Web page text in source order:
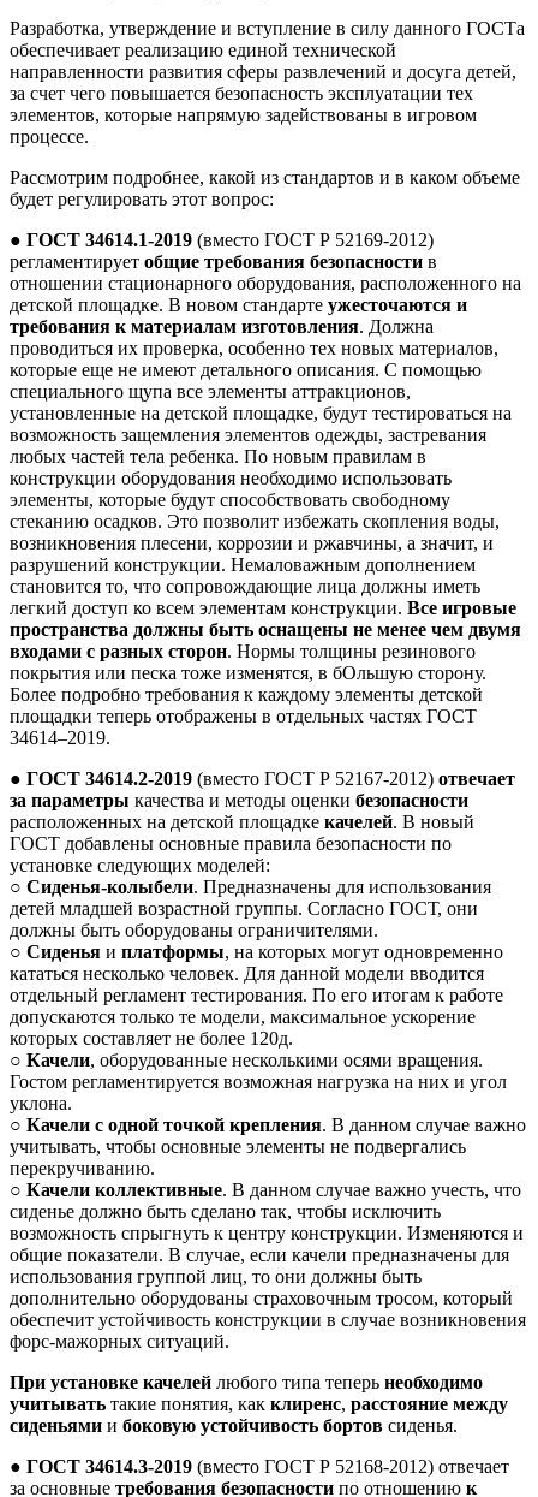
Разработка, утверждение и вступление в силу данного ГОСТа
обеспечивает реализацию единой технической
направленности развития сферы развлечений и досуга детей,
за счет чего повышается безопасность эксплуатации тех
элементов, которые напрямую задействованы в игровом
процессе.
Рассмотрим подробнее, какой из стандартов и в каком объеме
будет регулировать этот вопрос:
● ГОСТ 34614.1-2019 (вместо ГОСТ Р 52169-2012)
регламентирует общие требования безопасности в
отношении стационарного оборудования, расположенного на
детской площадке. В новом стандарте ужесточаются и
требования к материалам изготовления. Должна
проводиться их проверка, особенно тех новых материалов,
которые еще не имеют детального описания. С помощью
специального щупа все элементы аттракционов,
установленные на детской площадке, будут тестироваться на
возможность защемления элементов одежды, застревания
любых частей тела ребенка. По новым правилам в
конструкции оборудования необходимо использовать
элементы, которые будут способствовать свободному
стеканию осадков. Это позволит избежать скопления воды,
возникновения плесени, коррозии и ржавчины, а значит, и
разрушений конструкции. Немаловажным дополнением
становится то, что сопровождающие лица должны иметь
легкий доступ ко всем элементам конструкции. Все игровые
пространства должны быть оснащены не менее чем двумя
входами с разных сторон. Нормы толщины резинового
покрытия или песка тоже изменятся, в бОльшую сторону.
Более подробно требования к каждому элементы детской
площадки теперь отображены в отдельных частях ГОСТ
34614–2019.
● ГОСТ 34614.2-2019 (вместо ГОСТ Р 52167-2012) отвечает
за параметры качества и методы оценки безопасности
расположенных на детской площадке качелей. В новый
ГОСТ добавлены основные правила безопасности по
установке следующих моделей:
○ Сиденья-колыбели. Предназначены для использования
детей младшей возрастной группы. Согласно ГОСТ, они
должны быть оборудованы ограничителями.
○ Сиденья и платформы, на которых могут одновременно
кататься несколько человек. Для данной модели вводится
отдельный регламент тестирования. По его итогам к работе
допускаются только те модели, максимальное ускорение
которых составляет не более 120д.
○ Качели, оборудованные несколькими осями вращения.
Гостом регламентируется возможная нагрузка на них и угол
уклона.
○ Качели с одной точкой крепления. В данном случае важно
учитывать, чтобы основные элементы не подвергались
перекручиванию.
○ Качели коллективные. В данном случае важно учесть, что
сиденье должно быть сделано так, чтобы исключить
возможность спрыгнуть к центру конструкции. Изменяются и
общие показатели. В случае, если качели предназначены для
использования группой лиц, то они должны быть
дополнительно оборудованы страховочным тросом, который
обеспечит устойчивость конструкции в случае возникновения
форс-мажорных ситуаций.
При установке качелей любого типа теперь необходимо
учитывать такие понятия, как клиренс, расстояние между
сиденьями и боковую устойчивость бортов сиденья.
● ГОСТ 34614.3-2019 (вместо ГОСТ Р 52168-2012) отвечает
за основные требования безопасности по отношению к